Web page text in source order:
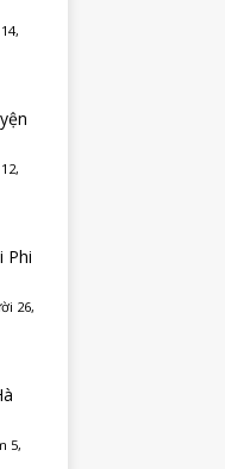
Phi
26,
5,